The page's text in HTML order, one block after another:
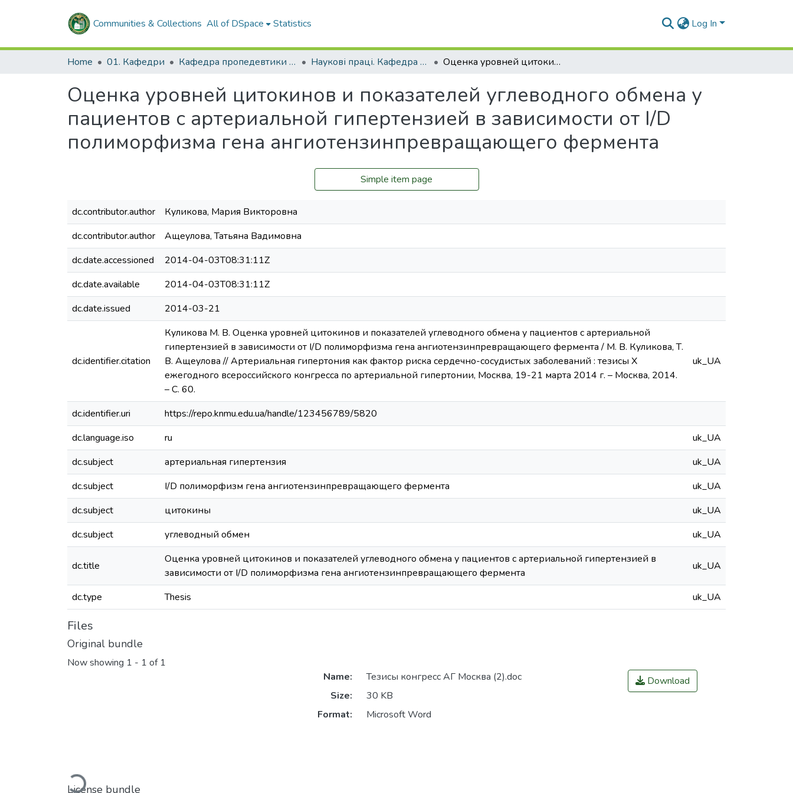
Communities & Collections All of DSpace Statistics Log In
Home 01. Кафедри Кафедра пропедевтики внутрішньої медицини № 1, основ біоетики та біобезпеки Наукові праці. Кафедра пропедевтики внутрішньої медицини № 1, основ біоетики та біобезпеки Оценка уровней цитокинов и показателей углеводного обмена у пациентов с артериальной гипертензией в зависимости от I/D полиморфизма гена ангиотензинпревращающего фермента
Оценка уровней цитокинов и показателей углеводного обмена у
пациентов с артериальной гипертензией в зависимости от I/D
полиморфизма гена ангиотензинпревращающего фермента
Simple item page
dc.contributor.author
Куликова, Мария Викторовна
dc.contributor.author
Ащеулова, Татьяна Вадимовна
dc.date.accessioned
2014-04-03T08:31:11Z
dc.date.available
2014-04-03T08:31:11Z
dc.date.issued
2014-03-21
dc.identifier.citation
Куликова М. В. Oценка уровней цитокинов и показателей углеводного обмена у пациентов с артериальной
гипертензией в зависимости от I/D полиморфизма гена ангиотензинпревращающего фермента / М. В. Куликова, Т.
В. Ащеулова // Артериальная гипертония как фактор риска сердечно-сосудистых заболеваний : тезисы X
ежегодного всероссийского конгресса по артериальной гипертонии, Москва, 19-21 марта 2014 г. – Москва, 2014.
– С. 60.
uk_UA
dc.identifier.uri
https://repo.knmu.edu.ua/handle/123456789/5820
dc.language.iso
ru
uk_UA
dc.subject
артериальная гипертензия
uk_UA
dc.subject
I/D полиморфизм гена ангиотензинпревращающего фермента
uk_UA
dc.subject
цитокины
uk_UA
dc.subject
углеводный обмен uk_UA
dc.title
Оценка уровней цитокинов и показателей углеводного обмена у пациентов с артериальной гипертензией в
зависимости от I/D полиморфизма гена ангиотензинпревращающего фермента
uk_UA
dc.type Thesis uk_UA
Files
Original bundle
Now showing 1 - 1 of 1
Loading...
Name:
Тезисы конгресс АГ Москва (2).doc
Size:
30 KB
Format:
Microsoft Word
Download
License bundle